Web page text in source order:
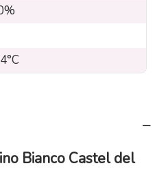
Bianco Castel del